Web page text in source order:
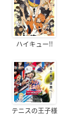
ハイキュー!!
テニスの王子様